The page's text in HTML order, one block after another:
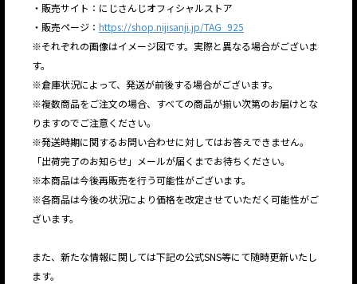
・販売サイト：にじさんじオフィシャルストア
・販売ページ： https://shop.nijisanji.jp/TAG_925
※それぞれの画像はイメージ図です。実際と異なる場合がございま
す。
※倉庫状況によって、発送が前後する場合がございます。
※複数商品をご注文の場合、すべての商品が揃い次第のお届けとな
りますのでご注意ください。
※発送時期に関するお問い合わせに対してはお答えできません。
「出荷完了のお知らせ」メールが届くまでお待ちください。
※本商品は今後再販売を行う可能性がございます。
※各商品は今後の状況により価格を改定させていただく可能性がご
ざいます。
また、新たな情報に関しては下記の公式SNS等にて随時更新いたし
ます。